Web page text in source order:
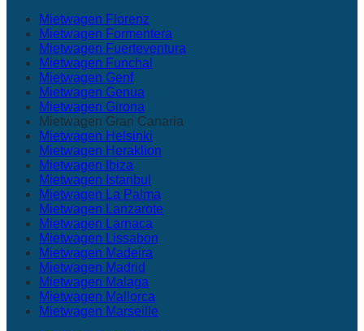
Mietwagen Florenz
Mietwagen Formentera
Mietwagen Fuerteventura
Mietwagen Funchal
Mietwagen Genf
Mietwagen Genua
Mietwagen Girona
Mietwagen Gran Canaria
Mietwagen Helsinki
Mietwagen Heraklion
Mietwagen Ibiza
Mietwagen Istanbul
Mietwagen La Palma
Mietwagen Lanzarote
Mietwagen Larnaca
Mietwagen Lissabon
Mietwagen Madeira
Mietwagen Madrid
Mietwagen Malaga
Mietwagen Mallorca
Mietwagen Marseille